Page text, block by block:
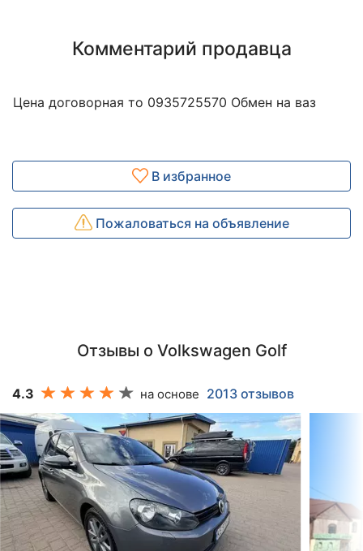
Комментарий продавца
Цена договорная то 0935725570 Обмен на ваз
В избранное
Пожаловаться на объявление
Отзывы о Volkswagen Golf
4.3 на основе 2013 отзывов